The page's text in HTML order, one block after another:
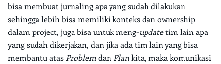
bisa membuat jurnaling apa yang sudah dilakukan
sehingga lebih bisa memiliki konteks dan ownership
dalam project, juga bisa untuk meng-updatetim lain apa
yang sudah dikerjakan, dan jika ada tim lain yang bisa
membantu atas Problemdan Plankita, maka komunikasi